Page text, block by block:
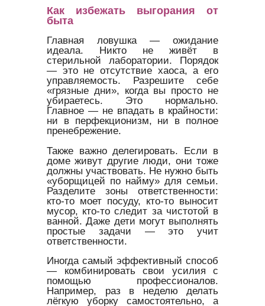
Как избежать выгорания от
быта
Главная ловушка — ожидание
идеала. Никто не живёт в
стерильной лаборатории. Порядок
— это не отсутствие хаоса, а его
управляемость. Разрешите себе
«грязные дни», когда вы просто не
убираетесь. Это нормально.
Главное — не впадать в крайности:
ни в перфекционизм, ни в полное
пренебрежение.
Также важно делегировать. Если в
доме живут другие люди, они тоже
должны участвовать. Не нужно быть
«уборщицей по найму» для семьи.
Разделите зоны ответственности:
кто-то моет посуду, кто-то выносит
мусор, кто-то следит за чистотой в
ванной. Даже дети могут выполнять
простые задачи — это учит
ответственности.
Иногда самый эффективный способ
— комбинировать свои усилия с
помощью профессионалов.
Например, раз в неделю делать
лёгкую уборку самостоятельно, а